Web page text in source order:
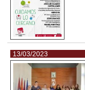
13/03/2023